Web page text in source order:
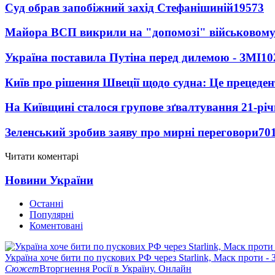
Суд обрав запобіжний захід Стефанішиній19573
Майора ВСП викрили на "допомозі"
Україна поставила Путіна перед дилемою - ЗМІ
Київ про рішення Швеції щодо судна: Це
На Київщині сталося групове зґвалтування 21-
Зеленський зробив заяву про мирні переговори
Читати коментарі
Новини України
Останні
Популярні
Коментовані
Україна хоче бити по пускових РФ через Starlink, Маск проти -
СюжетВторгнення Росії в Україну. Онлайн